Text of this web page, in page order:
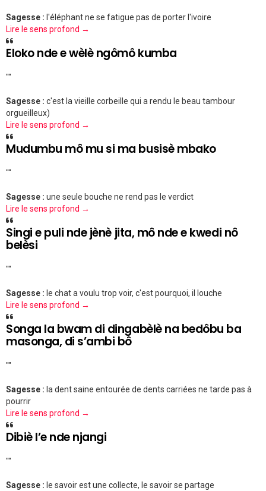
Sagesse : l'éléphant ne se fatigue pas de porter l'ivoire
Lire le sens profond →
Eloko nde e wèlè ngômô kumba
""
Sagesse : c'est la vieille corbeille qui a rendu le beau tambour
orgueilleux)
Lire le sens profond →
Mudumbu mô mu si ma busisè mbako
""
Sagesse : une seule bouche ne rend pas le verdict
Lire le sens profond →
Singi e puli nde jènè jita, mô nde e kwedi nô
belèsi
""
Sagesse : le chat a voulu trop voir, c'est pourquoi, il louche
Lire le sens profond →
Songa la bwam di dingabèlè na bedôbu ba
masonga, di s’ambi bô
""
Sagesse : la dent saine entourée de dents carriées ne tarde pas à
pourrir
Lire le sens profond →
Dibiè l’e nde njangi
""
Sagesse : le savoir est une collecte, le savoir se partage